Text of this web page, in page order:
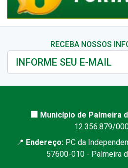
RECEBA NOSSOS
🏢 Município de Palmeira
12.356.879/
📍 Endereço: PC da
57600-010 - Palmeira